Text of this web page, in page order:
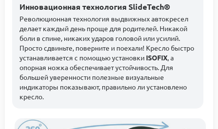
Инновационная технология SlideTech®
Революционная технология выдвижных автокресел
делает каждый день проще для родителей. Никакой
боли в спине, никаких ударов головой или усилий.
Просто сдвиньте, поверните и поехали! Кресло быстро
устанавливается с помощью установки ISOFIX, а
опорная ножка обеспечивает устойчивость. Для
большей уверенности полезные визуальные
индикаторы показывают, правильно ли установлено
кресло.